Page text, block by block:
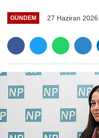
GÜNDEM 27 Haziran